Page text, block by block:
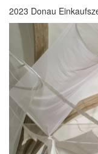
2023 Donau